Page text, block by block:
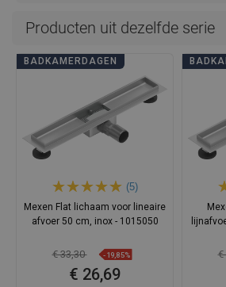
Producten uit dezelfde serie
BADKAMERDAGEN
(5)
Mexen Flat lichaam voor lineaire
afvoer 50 cm, inox - 1015050
€ 33,30 -19,85%
€ 26,69
€